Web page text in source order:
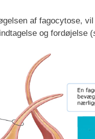
af fagocytose,
og fordøjelse (